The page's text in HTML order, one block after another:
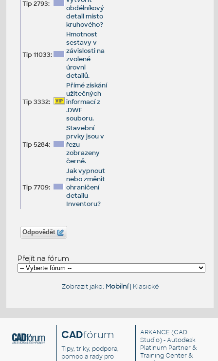
Tip 2793:
obdélníkový
detail místo
kruhového?
Tip 11033:
Hmotnost
sestavy v
závislosti na
zvolené
úrovni
detailů.
Tip 3332:
Přímé získání
užitečných
informací z
.DWF
souboru.
Tip 5284:
Stavební
prvky jsou v
řezu
zobrazeny
černě.
Tip 7709:
Jak vypnout
nebo změnit
ohraničení
detailu
Inventoru?
Odpovědět
Přejít na fórum
Zobrazit jako: Mobilní| Klasické
CADfórum
Tipy, triky, podpora,
pomoc a rady pro
ARKANCE (CAD
Studio) - Autodesk
Platinum Partner &
Training Center &